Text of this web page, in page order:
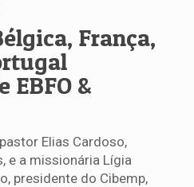
França,
EBFO &
Elias Cardoso,
e a missionária Lígia
presidente do Cibemp,